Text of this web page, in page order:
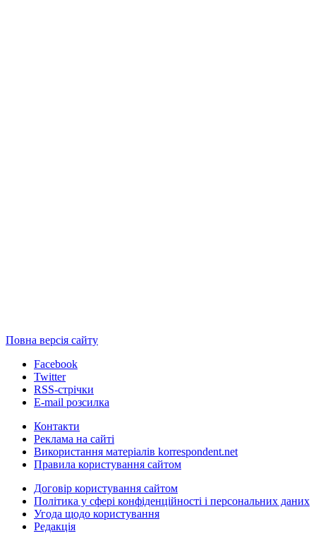
Повна версія сайту
Facebook
Twitter
RSS-стрічки
E-mail розсилка
Контакти
Реклама на сайті
Використання матеріалів korrespondent.net
Правила користування сайтом
Договір користування сайтом
Політика у сфері конфіденційності і персональних даних
Угода щодо користування
Редакція